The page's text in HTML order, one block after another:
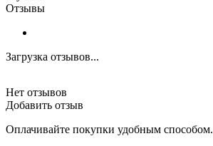
Отзывы
Загрузка отзывов...
Нет отзывов
Добавить отзыв
Оплачивайте покупки удобным способом.